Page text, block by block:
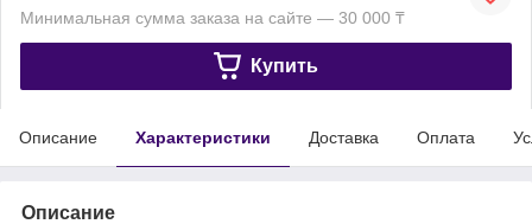
Минимальная сумма заказа на сайте — 30 000 ₸
Купить
Описание Характеристики Доставка Оплата
Описание